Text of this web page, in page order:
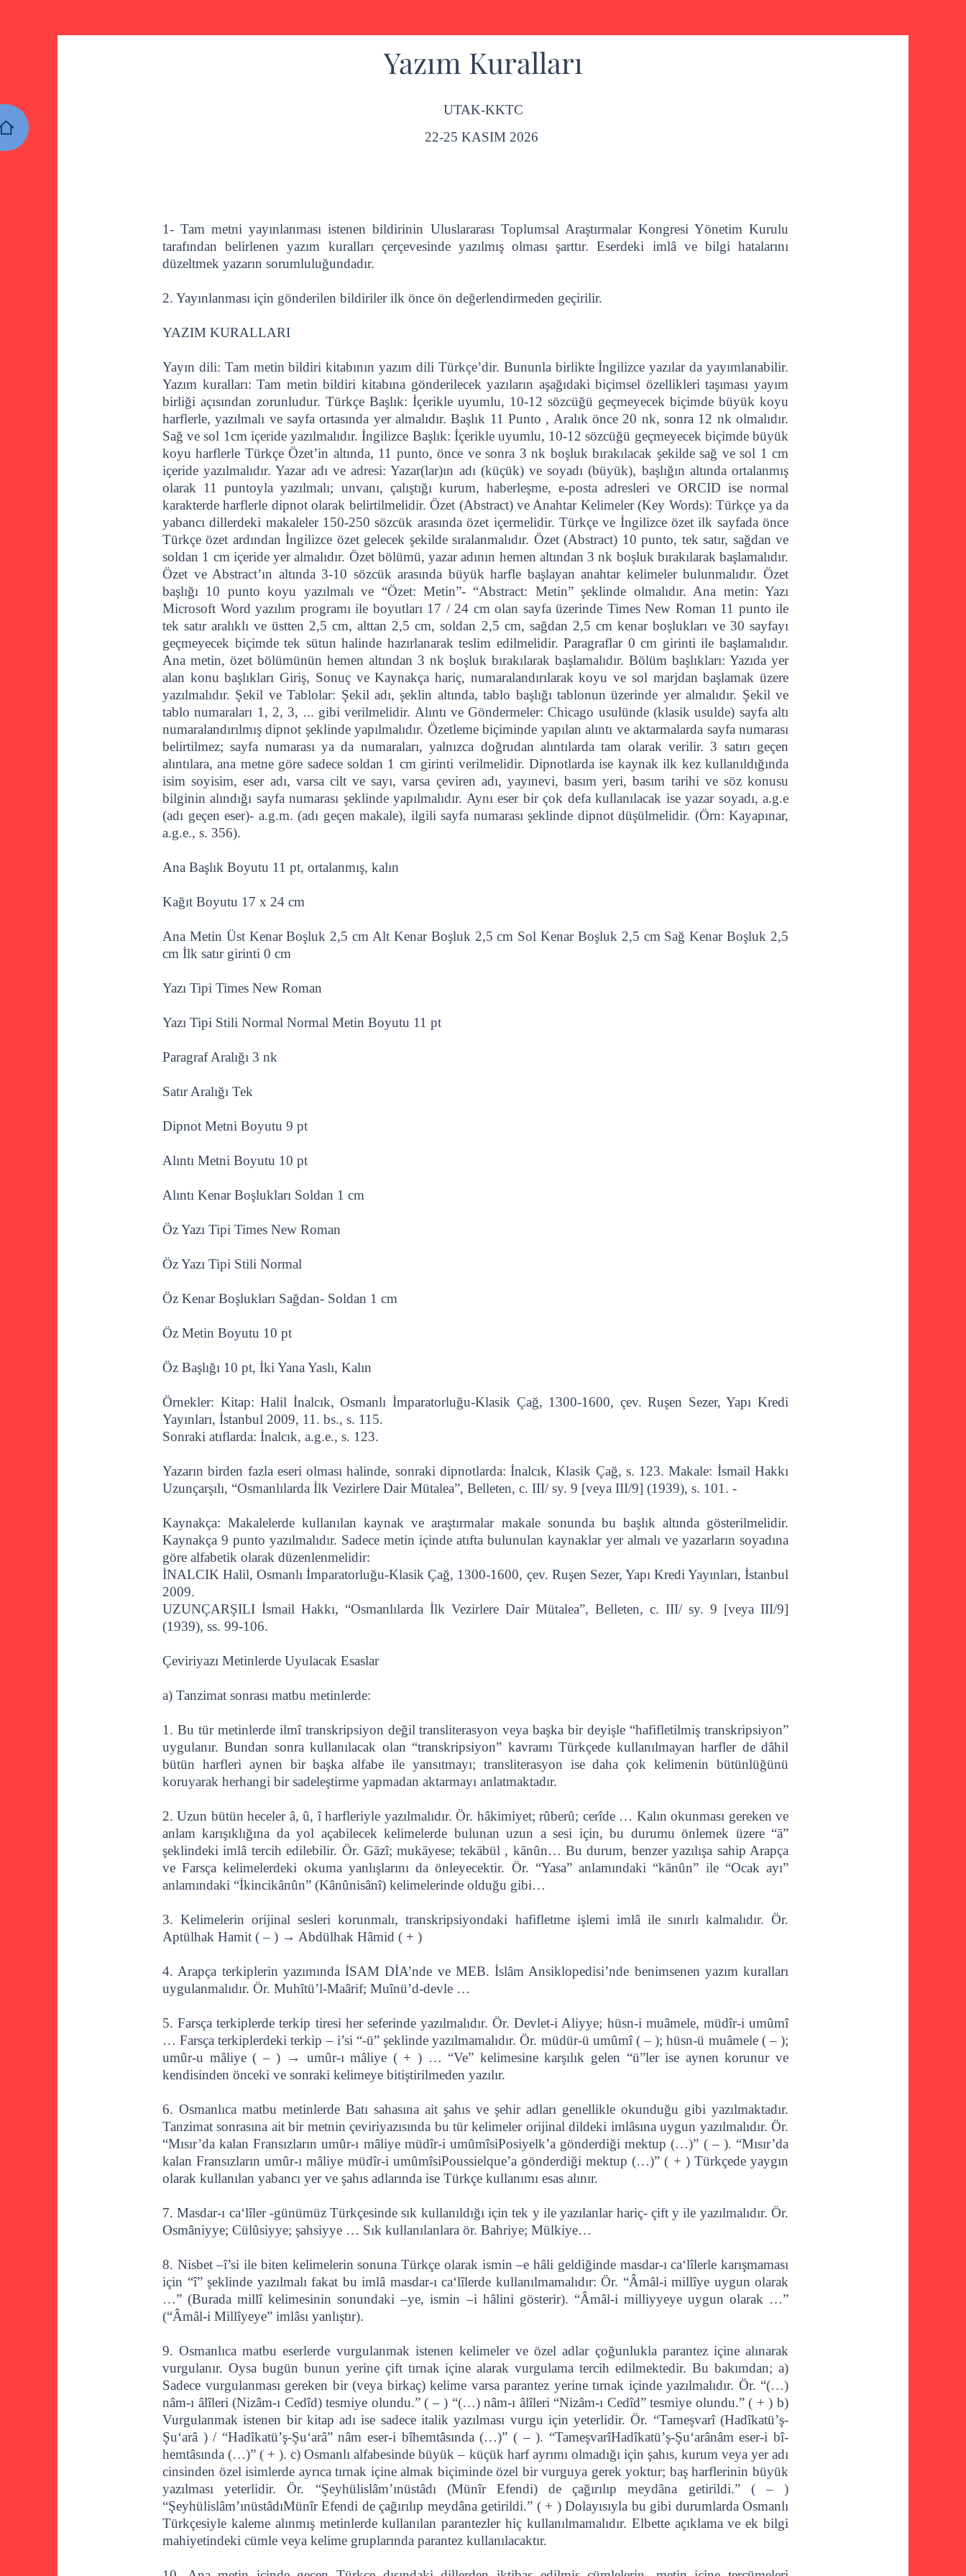
Yazım Kuralları
UTAK-KKTC
22-25 KASIM 2026
1- Tam metni yayınlanması istenen bildirinin Uluslararası Toplumsal Araştırmalar Kongresi Yönetim Kurulu
tarafından belirlenen yazım kuralları çerçevesinde yazılmış olması şarttır. Eserdeki imlâ ve bilgi hatalarını
düzeltmek yazarın sorumluluğundadır.
2. Yayınlanması için gönderilen bildiriler ilk önce ön değerlendirmeden geçirilir.
YAZIM KURALLARI
Yayın dili: Tam metin bildiri kitabının yazım dili Türkçe’dir. Bununla birlikte İngilizce yazılar da yayımlanabilir.
Yazım kuralları: Tam metin bildiri kitabına gönderilecek yazıların aşağıdaki biçimsel özellikleri taşıması yayım
birliği açısından zorunludur. Türkçe Başlık: İçerikle uyumlu, 10-12 sözcüğü geçmeyecek biçimde büyük koyu
harflerle, yazılmalı ve sayfa ortasında yer almalıdır. Başlık 11 Punto , Aralık önce 20 nk, sonra 12 nk olmalıdır.
Sağ ve sol 1cm içeride yazılmalıdır. İngilizce Başlık: İçerikle uyumlu, 10-12 sözcüğü geçmeyecek biçimde büyük
koyu harflerle Türkçe Özet’in altında, 11 punto, önce ve sonra 3 nk boşluk bırakılacak şekilde sağ ve sol 1 cm
içeride yazılmalıdır. Yazar adı ve adresi: Yazar(lar)ın adı (küçük) ve soyadı (büyük), başlığın altında ortalanmış
olarak 11 puntoyla yazılmalı; unvanı, çalıştığı kurum, haberleşme, e-posta adresleri ve ORCID ise normal
karakterde harflerle dipnot olarak belirtilmelidir. Özet (Abstract) ve Anahtar Kelimeler (Key Words): Türkçe ya da
yabancı dillerdeki makaleler 150-250 sözcük arasında özet içermelidir. Türkçe ve İngilizce özet ilk sayfada önce
Türkçe özet ardından İngilizce özet gelecek şekilde sıralanmalıdır. Özet (Abstract) 10 punto, tek satır, sağdan ve
soldan 1 cm içeride yer almalıdır. Özet bölümü, yazar adının hemen altından 3 nk boşluk bırakılarak başlamalıdır.
Özet ve Abstract’ın altında 3-10 sözcük arasında büyük harfle başlayan anahtar kelimeler bulunmalıdır. Özet
başlığı 10 punto koyu yazılmalı ve “Özet: Metin”- “Abstract: Metin” şeklinde olmalıdır. Ana metin: Yazı
Microsoft Word yazılım programı ile boyutları 17 / 24 cm olan sayfa üzerinde Times New Roman 11 punto ile
tek satır aralıklı ve üstten 2,5 cm, alttan 2,5 cm, soldan 2,5 cm, sağdan 2,5 cm kenar boşlukları ve 30 sayfayı
geçmeyecek biçimde tek sütun halinde hazırlanarak teslim edilmelidir. Paragraflar 0 cm girinti ile başlamalıdır.
Ana metin, özet bölümünün hemen altından 3 nk boşluk bırakılarak başlamalıdır. Bölüm başlıkları: Yazıda yer
alan konu başlıkları Giriş, Sonuç ve Kaynakça hariç, numaralandırılarak koyu ve sol marjdan başlamak üzere
yazılmalıdır. Şekil ve Tablolar: Şekil adı, şeklin altında, tablo başlığı tablonun üzerinde yer almalıdır. Şekil ve
tablo numaraları 1, 2, 3, ... gibi verilmelidir. Alıntı ve Göndermeler: Chicago usulünde (klasik usulde) sayfa altı
numaralandırılmış dipnot şeklinde yapılmalıdır. Özetleme biçiminde yapılan alıntı ve aktarmalarda sayfa numarası
belirtilmez; sayfa numarası ya da numaraları, yalnızca doğrudan alıntılarda tam olarak verilir. 3 satırı geçen
alıntılara, ana metne göre sadece soldan 1 cm girinti verilmelidir. Dipnotlarda ise kaynak ilk kez kullanıldığında
isim soyisim, eser adı, varsa cilt ve sayı, varsa çeviren adı, yayınevi, basım yeri, basım tarihi ve söz konusu
bilginin alındığı sayfa numarası şeklinde yapılmalıdır. Aynı eser bir çok defa kullanılacak ise yazar soyadı, a.g.e
(adı geçen eser)- a.g.m. (adı geçen makale), ilgili sayfa numarası şeklinde dipnot düşülmelidir. (Örn: Kayapınar,
a.g.e., s. 356).
Ana Başlık Boyutu 11 pt, ortalanmış, kalın
Kağıt Boyutu 17 x 24 cm
Ana Metin Üst Kenar Boşluk 2,5 cm Alt Kenar Boşluk 2,5 cm Sol Kenar Boşluk 2,5 cm Sağ Kenar Boşluk 2,5
cm İlk satır girinti 0 cm
Yazı Tipi Times New Roman
Yazı Tipi Stili Normal Normal Metin Boyutu 11 pt
Paragraf Aralığı 3 nk
Satır Aralığı Tek
Dipnot Metni Boyutu 9 pt
Alıntı Metni Boyutu 10 pt
Alıntı Kenar Boşlukları Soldan 1 cm
Öz Yazı Tipi Times New Roman
Öz Yazı Tipi Stili Normal
Öz Kenar Boşlukları Sağdan- Soldan 1 cm
Öz Metin Boyutu 10 pt
Öz Başlığı 10 pt, İki Yana Yaslı, Kalın
Örnekler: Kitap: Halil İnalcık, Osmanlı İmparatorluğu-Klasik Çağ, 1300-1600, çev. Ruşen Sezer, Yapı Kredi
Yayınları, İstanbul 2009, 11. bs., s. 115.
Sonraki atıflarda: İnalcık, a.g.e., s. 123.
Yazarın birden fazla eseri olması halinde, sonraki dipnotlarda: İnalcık, Klasik Çağ, s. 123. Makale: İsmail Hakkı
Uzunçarşılı, “Osmanlılarda İlk Vezirlere Dair Mütalea”, Belleten, c. III/ sy. 9 [veya III/9] (1939), s. 101. -
Kaynakça: Makalelerde kullanılan kaynak ve araştırmalar makale sonunda bu başlık altında gösterilmelidir.
Kaynakça 9 punto yazılmalıdır. Sadece metin içinde atıfta bulunulan kaynaklar yer almalı ve yazarların soyadına
göre alfabetik olarak düzenlenmelidir:
İNALCIK Halil, Osmanlı İmparatorluğu-Klasik Çağ, 1300-1600, çev. Ruşen Sezer, Yapı Kredi Yayınları, İstanbul
2009.
UZUNÇARŞILI İsmail Hakkı, “Osmanlılarda İlk Vezirlere Dair Mütalea”, Belleten, c. III/ sy. 9 [veya III/9]
(1939), ss. 99-106.
Çeviriyazı Metinlerde Uyulacak Esaslar
a) Tanzimat sonrası matbu metinlerde:
1. Bu tür metinlerde ilmî transkripsiyon değil transliterasyon veya başka bir deyişle “hafifletilmiş transkripsiyon”
uygulanır. Bundan sonra kullanılacak olan “transkripsiyon” kavramı Türkçede kullanılmayan harfler de dâhil
bütün harfleri aynen bir başka alfabe ile yansıtmayı; transliterasyon ise daha çok kelimenin bütünlüğünü
koruyarak herhangi bir sadeleştirme yapmadan aktarmayı anlatmaktadır.
2. Uzun bütün heceler â, û, î harfleriyle yazılmalıdır. Ör. hâkimiyet; rûberû; cerîde … Kalın okunması gereken ve
anlam karışıklığına da yol açabilecek kelimelerde bulunan uzun a sesi için, bu durumu önlemek üzere “ā”
şeklindeki imlâ tercih edilebilir. Ör. Gāzî; mukāyese; tekābül , kānûn… Bu durum, benzer yazılışa sahip Arapça
ve Farsça kelimelerdeki okuma yanlışlarını da önleyecektir. Ör. “Yasa” anlamındaki “kānûn” ile “Ocak ayı”
anlamındaki “İkincikânûn” (Kânûnisânî) kelimelerinde olduğu gibi…
3. Kelimelerin orijinal sesleri korunmalı, transkripsiyondaki hafifletme işlemi imlâ ile sınırlı kalmalıdır. Ör.
Aptülhak Hamit ( – ) → Abdülhak Hâmid ( + )
4. Arapça terkiplerin yazımında İSAM DİA’nde ve MEB. İslâm Ansiklopedisi’nde benimsenen yazım kuralları
uygulanmalıdır. Ör. Muhîtü’l-Maârif; Muînü’d-devle …
5. Farsça terkiplerde terkip tiresi her seferinde yazılmalıdır. Ör. Devlet-i Aliyye; hüsn-i muâmele, müdîr-i umûmî
… Farsça terkiplerdeki terkip – i’si “-ü” şeklinde yazılmamalıdır. Ör. müdür-ü umûmî ( – ); hüsn-ü muâmele ( – );
umûr-u mâliye ( – ) → umûr-ı mâliye ( + ) … “Ve” kelimesine karşılık gelen “ü”ler ise aynen korunur ve
kendisinden önceki ve sonraki kelimeye bitiştirilmeden yazılır.
6. Osmanlıca matbu metinlerde Batı sahasına ait şahıs ve şehir adları genellikle okunduğu gibi yazılmaktadır.
Tanzimat sonrasına ait bir metnin çeviriyazısında bu tür kelimeler orijinal dildeki imlâsına uygun yazılmalıdır. Ör.
“Mısır’da kalan Fransızların umûr-ı mâliye müdîr-i umûmîsiPosiyelk’a gönderdiği mektup (…)” ( – ). “Mısır’da
kalan Fransızların umûr-ı mâliye müdîr-i umûmîsiPoussielque’a gönderdiği mektup (…)” ( + ) Türkçede yaygın
olarak kullanılan yabancı yer ve şahıs adlarında ise Türkçe kullanımı esas alınır.
7. Masdar-ı ca‘lîler -günümüz Türkçesinde sık kullanıldığı için tek y ile yazılanlar hariç- çift y ile yazılmalıdır. Ör.
Osmâniyye; Cülûsiyye; şahsiyye … Sık kullanılanlara ör. Bahriye; Mülkiye…
8. Nisbet –î’si ile biten kelimelerin sonuna Türkçe olarak ismin –e hâli geldiğinde masdar-ı ca‘lîlerle karışmaması
için “î” şeklinde yazılmalı fakat bu imlâ masdar-ı ca‘lîlerde kullanılmamalıdır: Ör. “Âmâl-i millîye uygun olarak
…” (Burada millî kelimesinin sonundaki –ye, ismin –i hâlini gösterir). “Âmâl-i milliyyeye uygun olarak …”
(“Âmâl-i Millîyeye” imlâsı yanlıştır).
9. Osmanlıca matbu eserlerde vurgulanmak istenen kelimeler ve özel adlar çoğunlukla parantez içine alınarak
vurgulanır. Oysa bugün bunun yerine çift tırnak içine alarak vurgulama tercih edilmektedir. Bu bakımdan; a)
Sadece vurgulanması gereken bir (veya birkaç) kelime varsa parantez yerine tırnak içinde yazılmalıdır. Ör. “(…)
nâm-ı âlîleri (Nizâm-ı Cedîd) tesmiye olundu.” ( – ) “(…) nâm-ı âlîleri “Nizâm-ı Cedîd” tesmiye olundu.” ( + ) b)
Vurgulanmak istenen bir kitap adı ise sadece italik yazılması vurgu için yeterlidir. Ör. “Tameşvarî (Hadîkatü’ş-
Şu‘arâ ) / “Hadîkatü’ş-Şu‘arâ” nâm eser-i bîhemtâsında (…)” ( – ). “TameşvarîHadîkatü’ş-Şu‘arânâm eser-i bî-
hemtâsında (…)” ( + ). c) Osmanlı alfabesinde büyük – küçük harf ayrımı olmadığı için şahıs, kurum veya yer adı
cinsinden özel isimlerde ayrıca tırnak içine almak biçiminde özel bir vurguya gerek yoktur; baş harflerinin büyük
yazılması yeterlidir. Ör. “Şeyhülislâm’ınüstâdı (Münîr Efendi) de çağırılıp meydâna getirildi.” ( – )
“Şeyhülislâm’ınüstâdıMünîr Efendi de çağırılıp meydâna getirildi.” ( + ) Dolayısıyla bu gibi durumlarda Osmanlı
Türkçesiyle kaleme alınmış metinlerde kullanılan parantezler hiç kullanılmamalıdır. Elbette açıklama ve ek bilgi
mahiyetindeki cümle veya kelime gruplarında parantez kullanılacaktır.